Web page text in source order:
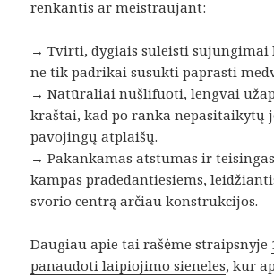
renkantis ar meistraujant:
→ Tvirti, dygiais suleisti sujungimai
ne tik padrikai susukti paprasti
→ Natūraliai nušlifuoti, lengvai
kraštai, kad po ranka nepasitaikytų
pavojingų atplaišų.
→ Pakankamas atstumas ir
kampas pradedantiesiems,
svorio centrą arčiau konstrukcijos.
Daugiau apie tai rašėme straipsnyje
panaudoti laipiojimo sieneles, kur